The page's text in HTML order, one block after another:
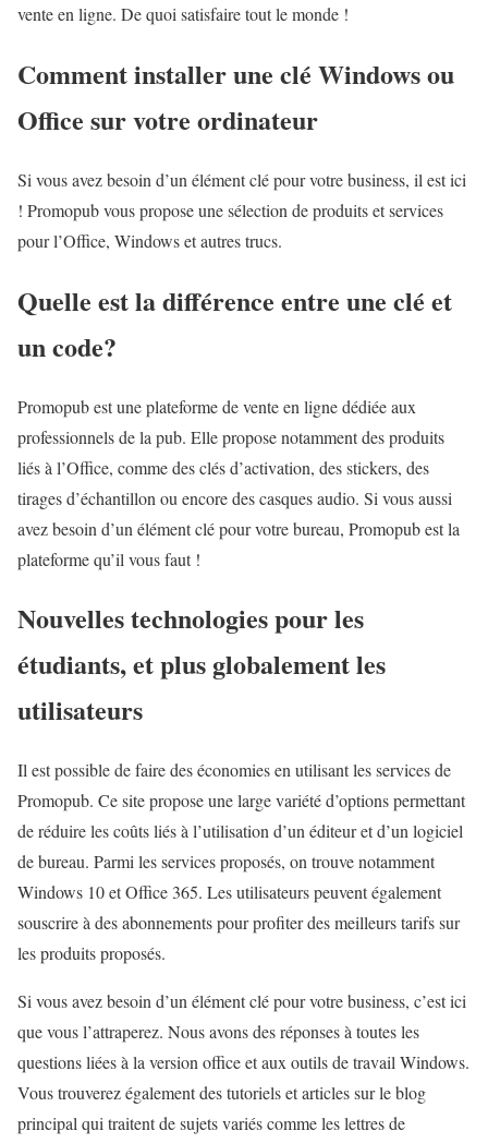
vente en ligne. De quoi satisfaire tout le monde !
Comment installer une clé Windows ou
Office sur votre ordinateur
Si vous avez besoin d’un élément clé pour votre business, il est ici
! Promopub vous propose une sélection de produits et services
pour l’Office, Windows et autres trucs.
Quelle est la différence entre une clé et
un code?
Promopub est une plateforme de vente en ligne dédiée aux
professionnels de la pub. Elle propose notamment des produits
liés à l’Office, comme des clés d’activation, des stickers, des
tirages d’échantillon ou encore des casques audio. Si vous aussi
avez besoin d’un élément clé pour votre bureau, Promopub est la
plateforme qu’il vous faut !
Nouvelles technologies pour les
étudiants, et plus globalement les
utilisateurs
Il est possible de faire des économies en utilisant les services de
Promopub. Ce site propose une large variété d’options permettant
de réduire les coûts liés à l’utilisation d’un éditeur et d’un logiciel
de bureau. Parmi les services proposés, on trouve notamment
Windows 10 et Office 365. Les utilisateurs peuvent également
souscrire à des abonnements pour profiter des meilleurs tarifs sur
les produits proposés.
Si vous avez besoin d’un élément clé pour votre business, c’est ici
que vous l’attraperez. Nous avons des réponses à toutes les
questions liées à la version office et aux outils de travail Windows.
Vous trouverez également des tutoriels et articles sur le blog
principal qui traitent de sujets variés comme les lettres de